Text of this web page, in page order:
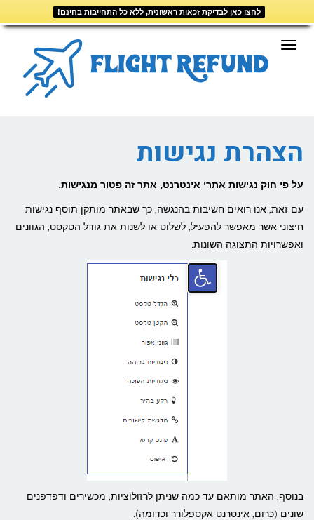
לחצו כאן לבדיקת זכאות ראשונית, ללא כל התחייבות בחינם!
לתוכן
תפריט
הצהרת נגישות
על פי חוק נגישות אתרי אינטרנט, אתר זה פטור מנגישות.
עם זאת, אנו רואים חשיבות בהנגשה, כך שבאתר מותקן תוסף נגישות
חיצוני אשר מאפשר להפעיל, לשלוט או לשנות את גודל הטקסט, הגוונים
ואפשרויות התצוגה השונות.
בנוסף, האתר מותאם עד כמה שניתן לרזולוציות, מכשירים ודפדפנים
שונים (כרום, אינטרנט אקספלורר וכדומה).